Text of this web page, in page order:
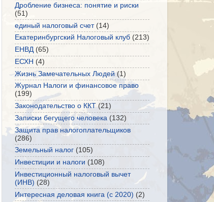
Дробление бизнеса: понятие и риски
(51)
единый налоговый счет (14)
Екатеринбургский Налоговый клуб (213)
ЕНВД (65)
ЕСХН (4)
Жизнь Замечательных Людей (1)
Журнал Налоги и финансовое право
(199)
Законодательство о ККТ (21)
Записки бегущего человека (132)
Защита прав налогоплательщиков
(286)
Земельный налог (105)
Инвестиции и налоги (108)
Инвестиционный налоговый вычет
(ИНВ) (28)
Интересная деловая книга (с 2020) (2)